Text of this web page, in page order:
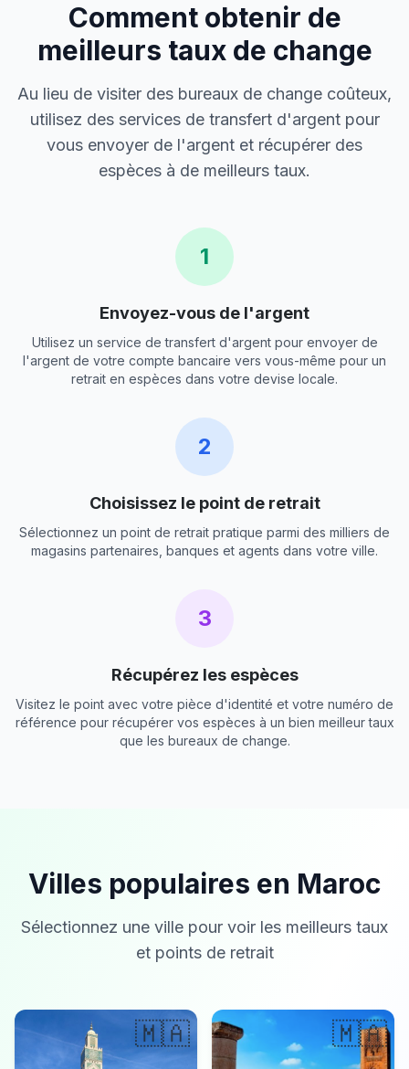
Comment obtenir de
meilleurs taux de change
Au lieu de visiter des bureaux de change coûteux,
utilisez des services de transfert d'argent pour
vous envoyer de l'argent et récupérer des
espèces à de meilleurs taux.
1
Envoyez-vous de l'argent
Utilisez un service de transfert d'argent pour envoyer de
l'argent de votre compte bancaire vers vous-même pour un
retrait en espèces dans votre devise locale.
2
Choisissez le point de retrait
Sélectionnez un point de retrait pratique parmi des milliers de
magasins partenaires, banques et agents dans votre ville.
3
Récupérez les espèces
Visitez le point avec votre pièce d'identité et votre numéro de
référence pour récupérer vos espèces à un bien meilleur taux
que les bureaux de change.
Villes populaires en Maroc
Sélectionnez une ville pour voir les meilleurs taux
et points de retrait
🇲🇦 🇲🇦